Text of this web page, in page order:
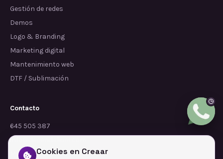
Gestión de redes
Demos
Logo & Branding
Marketing digital
Mantenimiento web
DTF / Sublimación
Contacto
645 505 387
info@dependalium.com
Mataró (Barcelona)
Cookies en Creaar